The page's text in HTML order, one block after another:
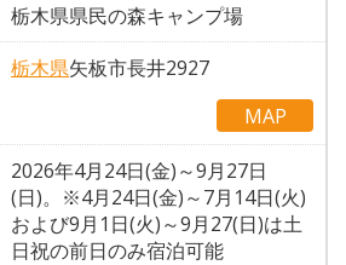
栃木県県民の森キャンプ場
栃木県矢板市長井2927
MAP
2026年4月24日(金)～9月27日
(日)。※4月24日(金)～7月14日(火)
および9月1日(火)～9月27(日)は土
日祝の前日のみ宿泊可能